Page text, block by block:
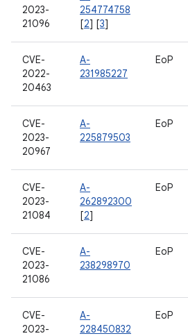
2023-
21096
254774758
[2] [3]
CVE-
2022-
20463
A-
231985227
EoP
CVE-
2023-
20967
A-
225879503
EoP
CVE-
2023-
21084
A-
262892300
[2]
EoP
CVE-
2023-
21086
A-
238298970
EoP
CVE-
2023-
A-
228450832
EoP